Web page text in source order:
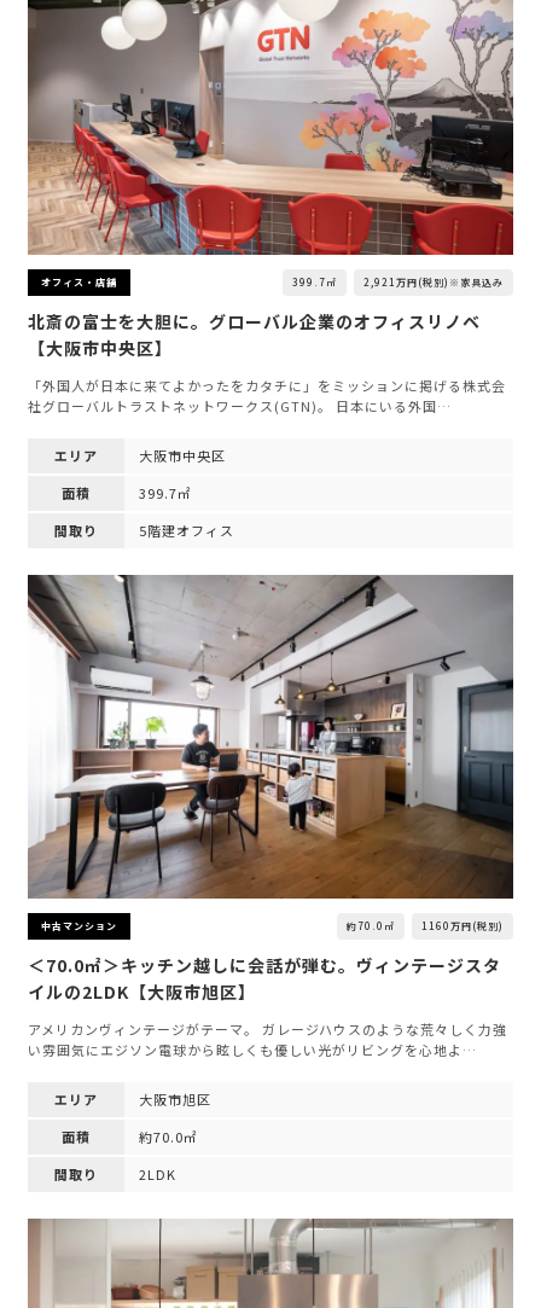
オフィス・店舗 399.7㎡ 2,921万円(税別)※家具込み
北斎の富士を大胆に。グローバル企業のオフィスリノベ
【大阪市中央区】
「外国人が日本に来てよかったをカタチに」をミッションに掲げる株式会
社グローバルトラストネットワークス(GTN)。 日本にいる外国…
エリア
大阪市中央区
面積
399.7㎡
間取り
5階建オフィス
中古マンション 約70.0㎡ 1160万円(税別)
＜70.0㎡＞キッチン越しに会話が弾む。ヴィンテージスタ
イルの2LDK【大阪市旭区】
アメリカンヴィンテージがテーマ。 ガレージハウスのような荒々しく力強
い雰囲気にエジソン電球から眩しくも優しい光がリビングを心地よ…
エリア
大阪市旭区
面積
約70.0㎡
間取り
2LDK